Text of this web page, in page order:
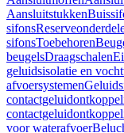
Aansluitstukken
sifons
sifonsToebehoren
beugelsDraagschalen
geluidsisolatie en
afvoersystemen
voor waterafvoer